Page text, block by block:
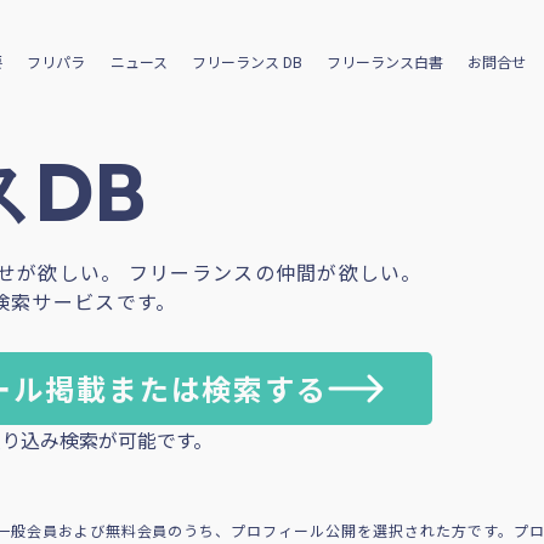
フリパラ ニュース フリーランス DB フリーランス白書 お問合せ
DB
欲しい。 フリーランスの仲間が欲しい。
サービスです。
掲載または検索する
み検索が可能です。
会員および無料会員のうち、プロフィール公開を選択された方です。プ